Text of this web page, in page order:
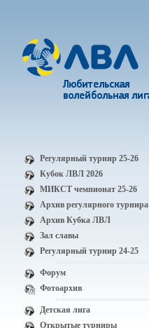
Регулярный турнир 25-26
Кубок ЛВЛ 2026
МИКСТ чемпионат 25-26
Архив регулярного турнира
Архив Кубка ЛВЛ
Зал славы
Регулярный турнир 24-25
Форум
Фотоархив
Детская лига
Открытые турниры